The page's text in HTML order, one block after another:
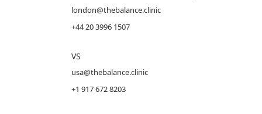
london@thebalance.clinic
+44 20 3996 1507
VS
usa@thebalance.clinic
+1 917 672 8203